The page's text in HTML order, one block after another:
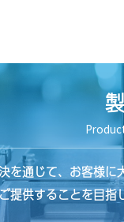
を通じて、お客様に
提供することを目指